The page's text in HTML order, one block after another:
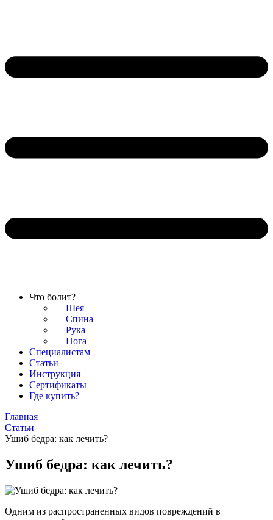
Что болит?
— Шея
— Спина
— Рука
— Нога
Специалистам
Статьи
Инструкция
Сертификаты
Где купить?
Главная
Статьи
Ушиб бедра: как лечить?
Ушиб бедра: как лечить?
Одним из распространенных видов повреждений в